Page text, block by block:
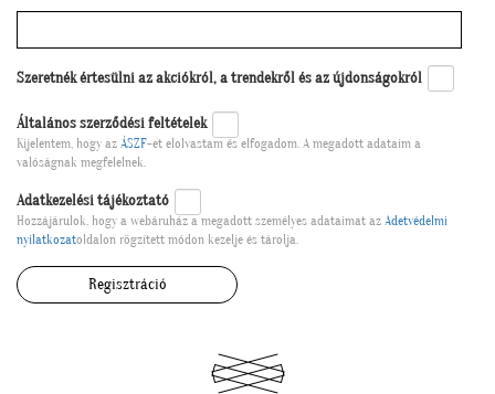
Szeretnék értesülni az akciókról, a trendekről és az újdonságokról
Általános szerződési feltételek
Kijelentem, hogy az ÁSZF-et elolvastam és elfogadom. A megadott adataim a
valóságnak megfelelnek.
Adatkezelési tájékoztató
Hozzájárulok, hogy a webáruház a megadott személyes adataimat az Adetvédelmi
nyilatkozatoldalon rögzített módon kezelje és tárolja.
Regisztráció